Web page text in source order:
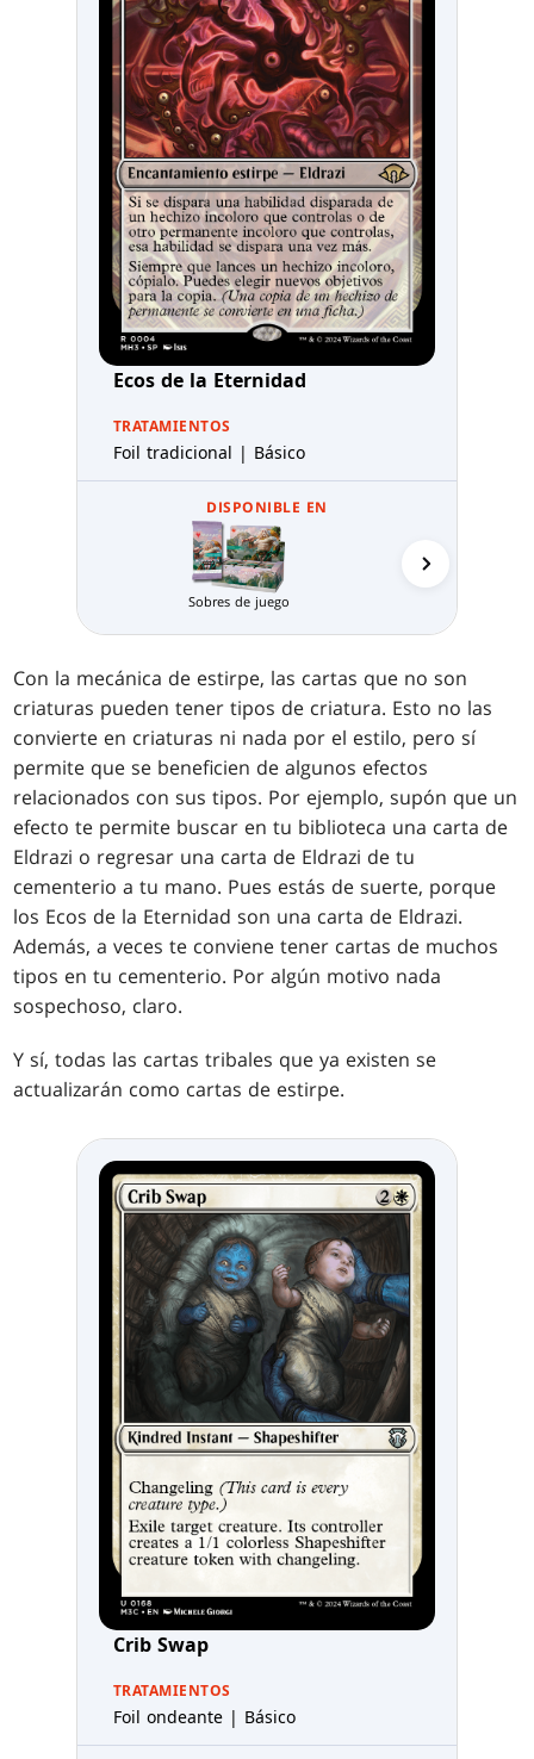
Ecos de la Eternidad
TRATAMIENTOS
Foil tradicional | Básico
DISPONIBLE EN
Sobres de juego
Con la mecánica de estirpe, las cartas que no son
criaturas pueden tener tipos de criatura. Esto no las
convierte en criaturas ni nada por el estilo, pero sí
permite que se beneficien de algunos efectos
relacionados con sus tipos. Por ejemplo, supón que un
efecto te permite buscar en tu biblioteca una carta de
Eldrazi o regresar una carta de Eldrazi de tu
cementerio a tu mano. Pues estás de suerte, porque
los Ecos de la Eternidad son una carta de Eldrazi.
Además, a veces te conviene tener cartas de muchos
tipos en tu cementerio. Por algún motivo nada
sospechoso, claro.
Y sí, todas las cartas tribales que ya existen se
actualizarán como cartas de estirpe.
Crib Swap
TRATAMIENTOS
Foil ondeante | Básico